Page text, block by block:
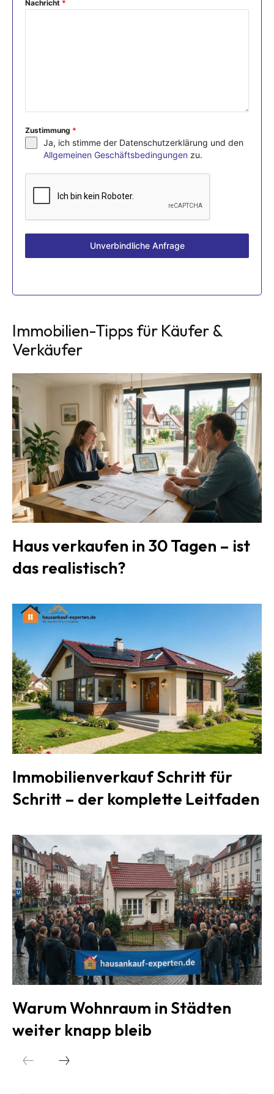
Nachricht *
Zustimmung *
Ja, ich stimme der Datenschutzerklärung und den
Allgemeinen Geschäftsbedingungen zu.
Unverbindliche Anfrage
Immobilien-Tipps für Käufer &
Verkäufer
Haus verkaufen in 30 Tagen – ist
das realistisch?
Immobilienverkauf Schritt für
Schritt – der komplette Leitfaden
Warum Wohnraum in Städten
weiter knapp bleib